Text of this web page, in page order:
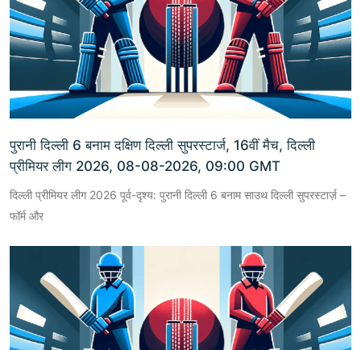
पुरानी दिल्ली 6 बनाम दक्षिण दिल्ली सुपरस्टार्ज, 16वीं मैच, दिल्ली
प्रीमियर लीग 2026, 08-08-2026, 09:00 GMT
दिल्ली प्रीमियर लीग 2026 पूर्व-दृश्य: पुरानी दिल्ली 6 बनाम साउथ दिल्ली सुपरस्टार्ज़ –
फॉर्म और